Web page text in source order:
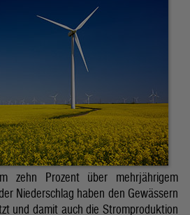
zehn Prozent über mehrjährigem
Niederschlag haben den Gewässern
und damit auch die Stromproduktion